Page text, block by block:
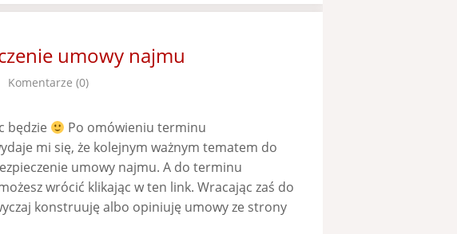
umowy najmu
Komentarze (0)
będzie
Po omówieniu terminu
mi się, że kolejnym ważnym tematem do
umowy najmu. A do terminu
wrócić klikając w ten link. Wracając zaś do
konstruuję albo opiniuję umowy ze strony